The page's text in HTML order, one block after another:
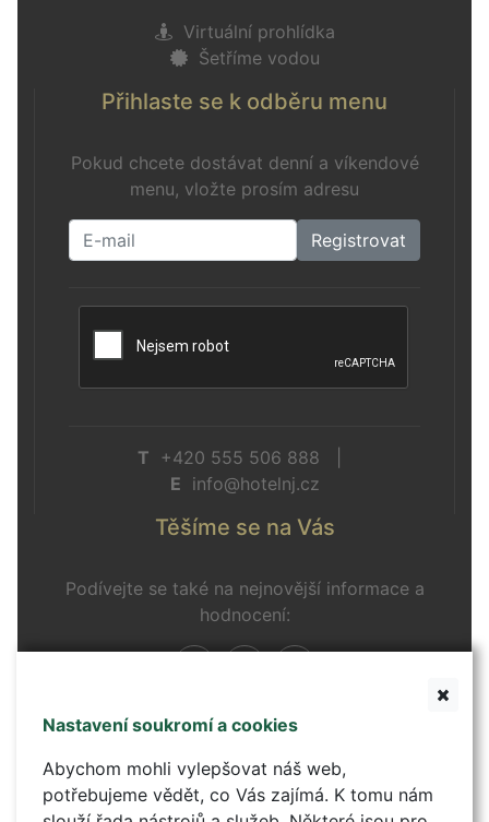
Virtuální prohlídka
Šetříme vodou
Přihlaste se k odběru menu
Pokud chcete dostávat denní a víkendové
menu, vložte prosím adresu
Registrovat
T +420 555 506 888 |
E info@hotelnj.cz
Těšíme se na Vás
Podívejte se také na nejnovější informace a
hodnocení:
Nastavení soukromí a cookies
Abychom mohli vylepšovat náš web,
potřebujeme vědět, co Vás zajímá. K tomu nám